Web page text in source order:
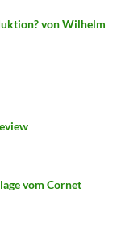
von Wilhelm
vom Cornet